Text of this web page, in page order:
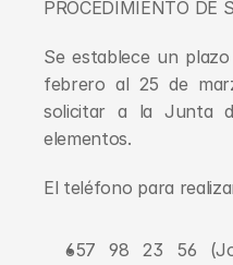
PROCEDIMIENTO DE
Se establece un
febrero al 25 de
solicitar a la Junta
elementos.
El teléfono para
657 98 23 56